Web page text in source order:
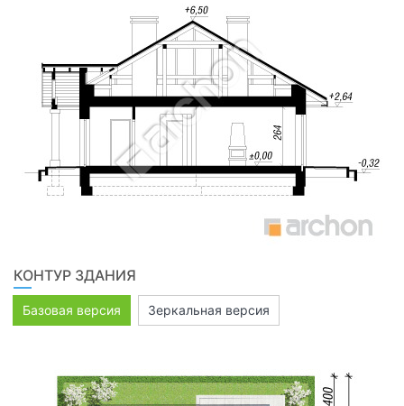
КОНТУР ЗДАНИЯ
Базовая версия Зеркальная версия